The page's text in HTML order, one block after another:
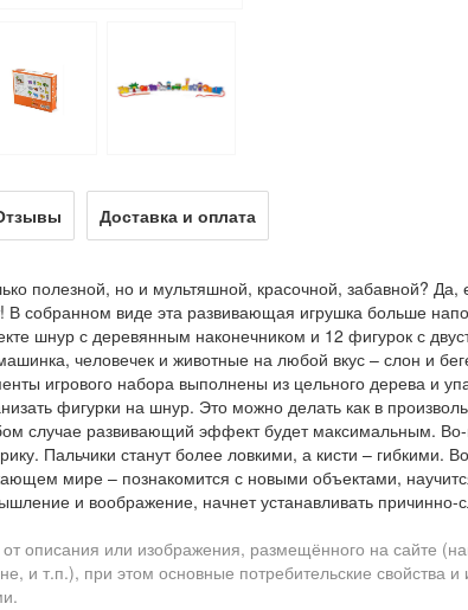
Доставка и оплата
полезной, но и мультяшной, красочной, забавной? Да,
В собранном виде эта развивающая игрушка больше
шнур с деревянным наконечником и 12 фигурок с
человечек и животные на любой вкус – слон и
игрового набора выполнены из цельного дерева и
фигурки на шнур. Это можно делать как в
случае развивающий эффект будет максимальным.
Пальчики станут более ловкими, а кисти – гибкими.
мире – познакомится с новыми объектами,
и воображение, начнет устанавливать причинно-
описания или изображения, размещённого на сайте
и т.п.), при этом основные потребительские свойства